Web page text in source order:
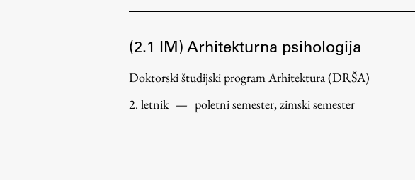
Seminarske teme
Založništvo
FA–ZA
Zbirke
(2.1 IM) Arhitekturna psihologija
Doktorski študijski program Arhitektura (DRŠA)
2. letnik — poletni semester, zimski semester